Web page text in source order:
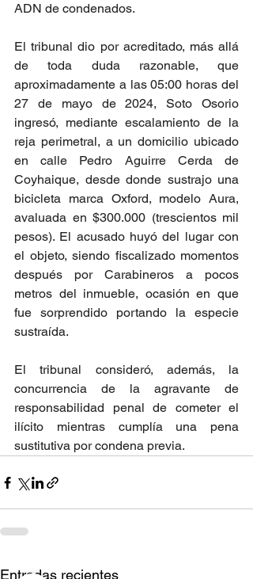
ADN de condenados.
El tribunal dio por acreditado, más allá
de toda duda razonable, que
aproximadamente a las 05:00 horas del
27 de mayo de 2024, Soto Osorio
ingresó, mediante escalamiento de la
reja perimetral, a un domicilio ubicado
en calle Pedro Aguirre Cerda de
Coyhaique, desde donde sustrajo una
bicicleta marca Oxford, modelo Aura,
avaluada en $300.000 (trescientos mil
pesos). El acusado huyó del lugar con
el objeto, siendo fiscalizado momentos
después por Carabineros a pocos
metros del inmueble, ocasión en que
fue sorprendido portando la especie
sustraída.
El tribunal consideró, además, la
concurrencia de la agravante de
responsabilidad penal de cometer el
ilícito mientras cumplía una pena
sustitutiva por condena previa.
Entradas recientes